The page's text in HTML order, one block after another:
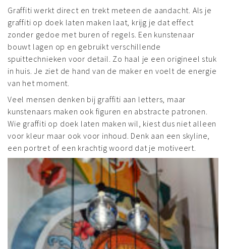
Graffiti werkt direct en trekt meteen de aandacht. Als je
graffiti op doek laten maken laat, krijg je dat effect
zonder gedoe met buren of regels. Een kunstenaar
bouwt lagen op en gebruikt verschillende
spuittechnieken voor detail. Zo haal je een origineel stuk
in huis. Je ziet de hand van de maker en voelt de energie
van het moment.
Veel mensen denken bij graffiti aan letters, maar
kunstenaars maken ook figuren en abstracte patronen.
Wie graffiti op doek laten maken wil, kiest dus niet alleen
voor kleur maar ook voor inhoud. Denk aan een skyline,
een portret of een krachtig woord dat je motiveert.